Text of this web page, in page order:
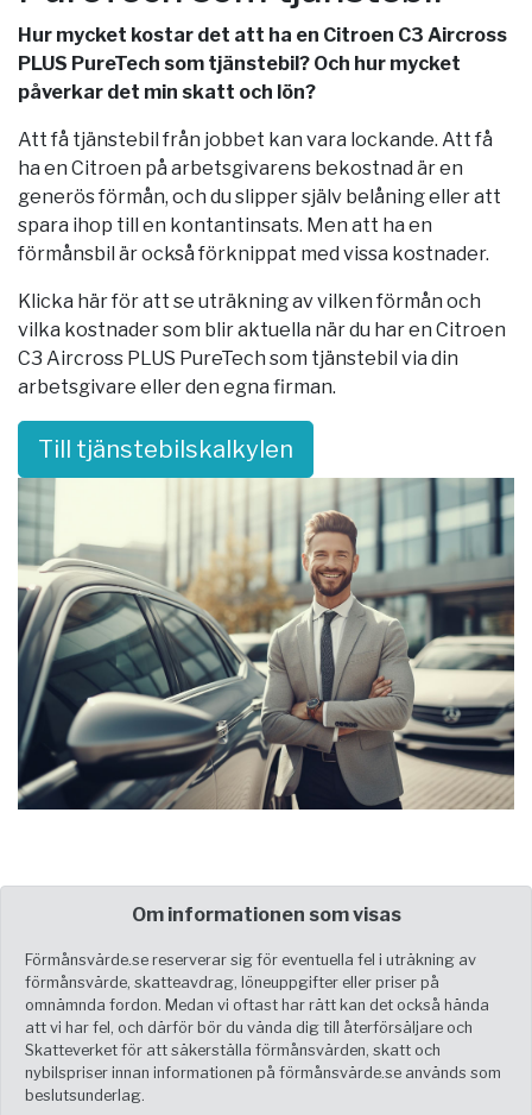
Hur mycket kostar det att ha en Citroen C3 Aircross
PLUS PureTech som tjänstebil? Och hur mycket
påverkar det min skatt och lön?
Att få tjänstebil från jobbet kan vara lockande. Att få
ha en Citroen på arbetsgivarens bekostnad är en
generös förmån, och du slipper själv belåning eller att
spara ihop till en kontantinsats. Men att ha en
förmånsbil är också förknippat med vissa kostnader.
Klicka här för att se uträkning av vilken förmån och
vilka kostnader som blir aktuella när du har en Citroen
C3 Aircross PLUS PureTech som tjänstebil via din
arbetsgivare eller den egna firman.
Till tjänstebilskalkylen
Om informationen som visas
Förmånsvärde.se reserverar sig för eventuella fel i uträkning av
förmånsvärde, skatteavdrag, löneuppgifter eller priser på
omnämnda fordon. Medan vi oftast har rätt kan det också hända
att vi har fel, och därför bör du vända dig till återförsäljare och
Skatteverket för att säkerställa förmånsvärden, skatt och
nybilspriser innan informationen på förmånsvärde.se används som
beslutsunderlag.